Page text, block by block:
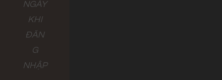
NGÀY
KHI
ĐĂN
G
NHẬP